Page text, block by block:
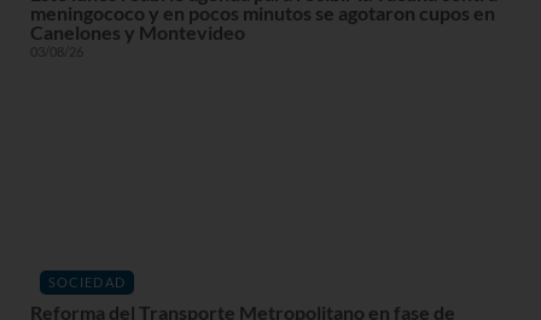
meningococo y en pocos minutos se agotaron cupos en
Canelones y Montevideo
03/08/26
SOCIEDAD
Reforma del Transporte Metropolitano en fase de